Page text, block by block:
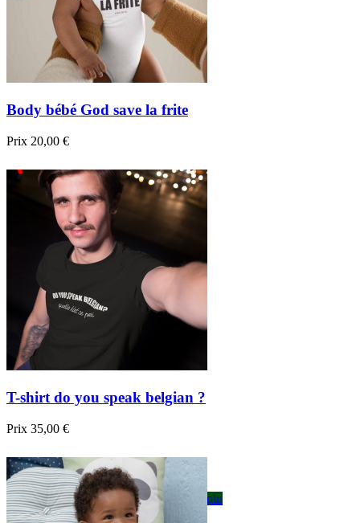
Body bébé God save la frite
Prix 20,00 €
Aperçu rapide
Noir Bleu foncé
T-shirt do you speak belgian ?
Prix 35,00 €
Aperçu rapide
Blanc Gris Noir Bordeau Bleu foncé sapin